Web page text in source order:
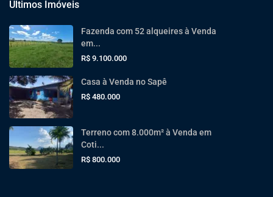
Últimos Imóveis
Fazenda com 52 alqueires à Venda
em...
R$ 9.100.000
Casa à Venda no Sapê
R$ 480.000
Terreno com 8.000m² à Venda em
Coti...
R$ 800.000